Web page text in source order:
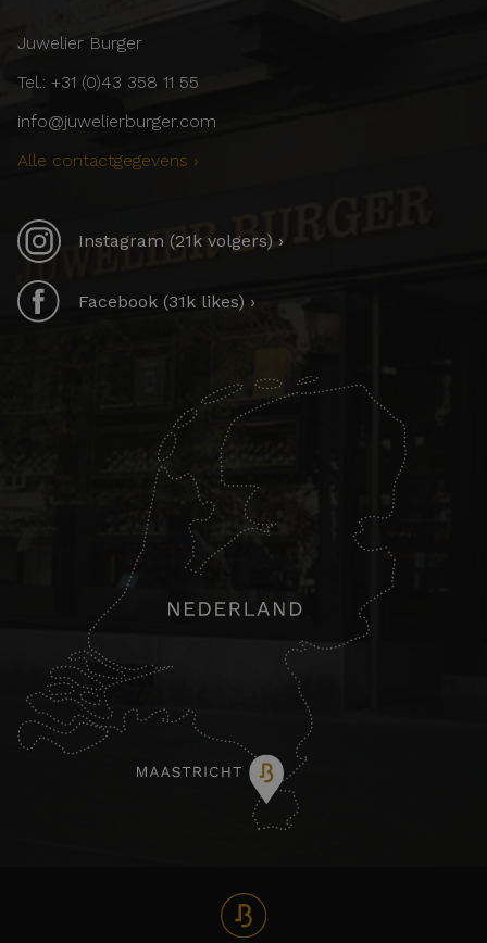
Juwelier Burger
Tel.: +31 (0)43 358 11 55
info@juwelierburger.com
Alle contactgegevens ›
Instagram (21k volgers) ›
Facebook (31k likes) ›